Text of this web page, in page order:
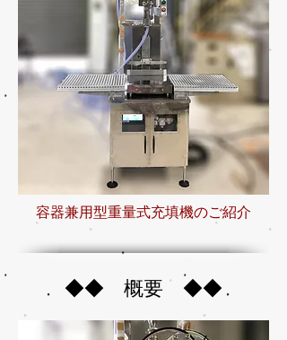
容器兼用型重量式充填機のご紹介
◆◆​ 概要 ◆◆